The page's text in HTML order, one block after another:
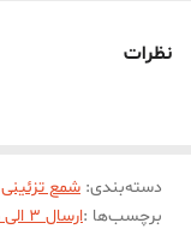
نظرات
دسته‌بندی: شمع تزئینی
برچسب‌ها :ارسال 3 الی 5 روزه